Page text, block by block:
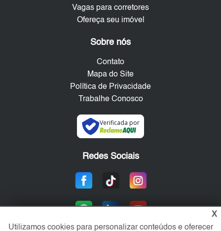
Vagas para corretores
Ofereça seu imóvel
Sobre nós
Contato
Mapa do Site
Política de Privacidade
Trabalhe Conosco
Verificada por
Redes Sociais
X
Utilizamos cookies para personalizar conteúdos e oferecer